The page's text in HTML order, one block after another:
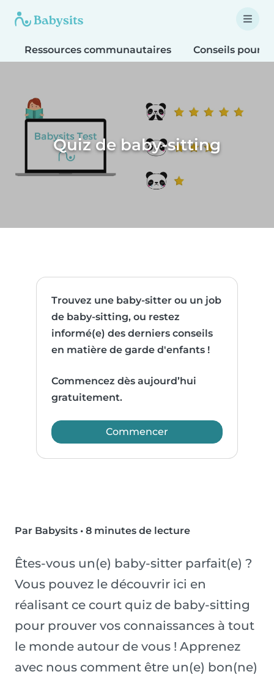
Ressources communautaires Conseils pour
Quiz de baby-sitting
Trouvez une baby-sitter ou un job
de baby-sitting, ou restez
informé(e) des derniers conseils
en matière de garde d'enfants !
Commencez dès aujourd’hui
gratuitement.
Commencer
Par Babysits • 8 minutes de lecture
Êtes-vous un(e) baby-sitter parfait(e) ?
Vous pouvez le découvrir ici en
réalisant ce court quiz de baby-sitting
pour prouver vos connaissances à tout
le monde autour de vous ! Apprenez
avec nous comment être un(e) bon(ne)